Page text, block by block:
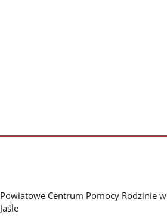
Powiatowe Centrum Pomocy Rodzinie w
Jaśle